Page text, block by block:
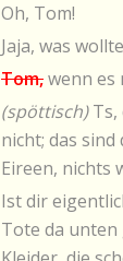
Oh, Tom!
Jaja, was
Tom,wenn es
(spöttisch)Ts,
nicht; das sind
Eireen, nichts
Ist dir
Tote da unten